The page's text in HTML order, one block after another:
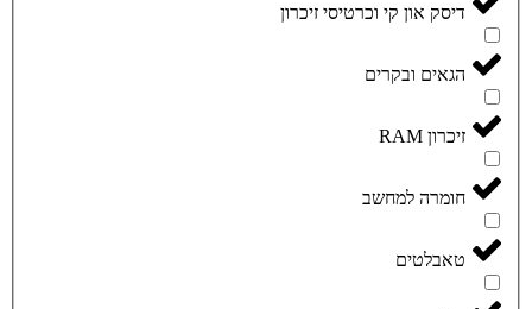
דיסק און קי וכרטיסי זיכרון
הגאים ובקרים
זיכרון RAM
חומרה למחשב
טאבלטים